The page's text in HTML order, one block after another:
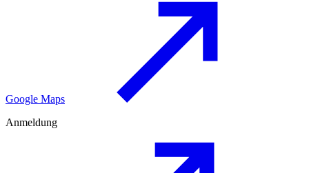
Google Maps
Anmeldung